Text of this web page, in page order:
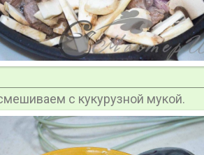
с кукурузной мукой.